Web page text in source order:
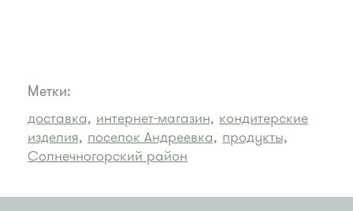
Метки:
доставка, интернет-магазин, кондитерские
изделия, поселок Андреевка, продукты,
Солнечногорский район